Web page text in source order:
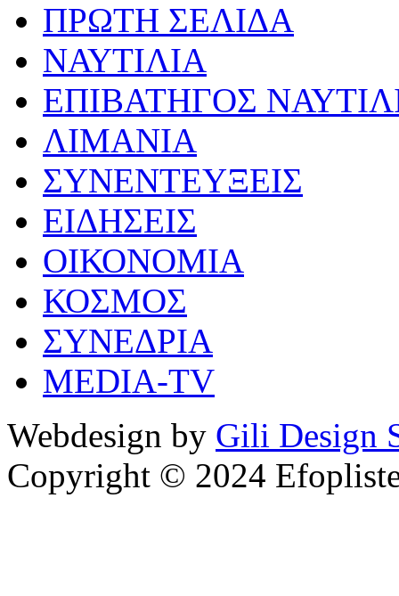
ΠΡΩΤΗ ΣΕΛΙΔΑ
ΝΑΥΤΙΛΙΑ
ΕΠΙΒΑΤΗΓΟΣ
ΛΙΜΑΝΙΑ
ΣΥΝΕΝΤΕΥΞΕΙΣ
ΕΙΔΗΣΕΙΣ
ΟΙΚΟΝΟΜΙΑ
ΚΟΣΜΟΣ
ΣΥΝΕΔΡΙΑ
MEDIA-TV
Webdesign by Gili Design
Copyright © 2024